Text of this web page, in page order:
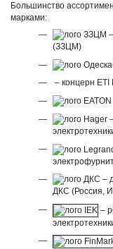
Большинство
марками:
(ЗЗЦМ)
– концерн
–
ДКС (Россия,
–